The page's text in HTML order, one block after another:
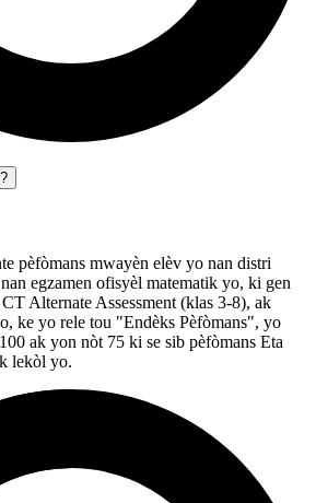
pèfòmans mwayèn elèv yo nan distri
egzamen ofisyèl matematik yo, ki gen
Alternate Assessment (klas 3-8), ak
ke yo rele tou "Endèks Pèfòmans", yo
ak yon nòt 75 ki se sib pèfòmans Eta
lekòl yo.